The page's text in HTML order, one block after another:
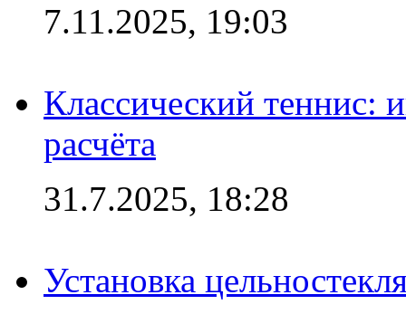
7.11.2025, 19:03
Классический теннис:
расчёта
31.7.2025, 18:28
Установка